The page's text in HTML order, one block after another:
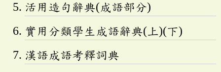
活用造句辭典(成語部分)
實用分類學生成語辭典(上)(下)
漢語成語考釋詞典